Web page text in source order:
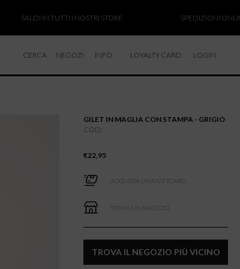
SALDI IN TUTTI I NOSTRI STORE SPEDIZIONI ONLINE
CERCA NEGOZI INFO
RESI E RIMBORSI
LOYALTY CARD LOGIN
GILET IN MAGLIA CON STAMPA - GRIGIO
COD:
€22,95
ACQUISTA UNA GIFTCARD
TROVA UN NEGOZIO
TROVA IL NEGOZIO PIÙ VICINO